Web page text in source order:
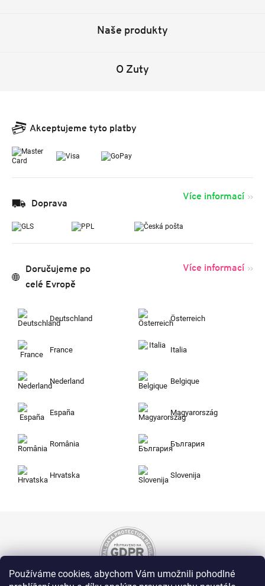
Používáme cookies, abychom Vám umožnili pohodlné
Naše produkty
O Zuty
Akceptujeme tyto platby
Doprava
Více informací
Doručujeme po
celé Evropě
Více informací
Deutschland Österreich
France Italia
Nederland Belgique
España Magyarország
România България
Hrvatska Slovenija